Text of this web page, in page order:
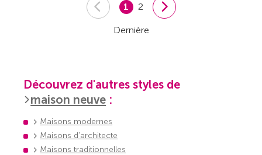
1 2
Dernière
Découvrez d'autres styles de
maison neuve :
Maisons modernes
Maisons d'architecte
Maisons traditionnelles